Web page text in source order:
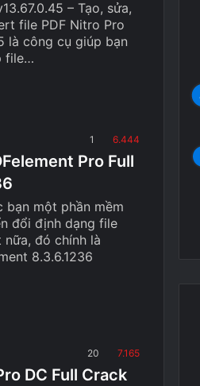
– Tạo, sửa,
file PDF Nitro Pro
là công cụ giúp bạn
file…
1 6.444
Pro Full
bạn một phần mềm
đổi định dạng file
đó chính là
8.3.6.1236
20 7.165
DC Full Crack